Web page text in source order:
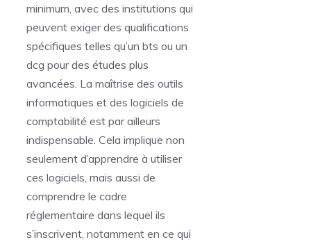
minimum, avec des institutions qui
peuvent exiger des qualifications
spécifiques telles qu’un bts ou un
dcg pour des études plus
avancées. La maîtrise des outils
informatiques et des logiciels de
comptabilité est par ailleurs
indispensable. Cela implique non
seulement d’apprendre à utiliser
ces logiciels, mais aussi de
comprendre le cadre
réglementaire dans lequel ils
s’inscrivent, notamment en ce qui